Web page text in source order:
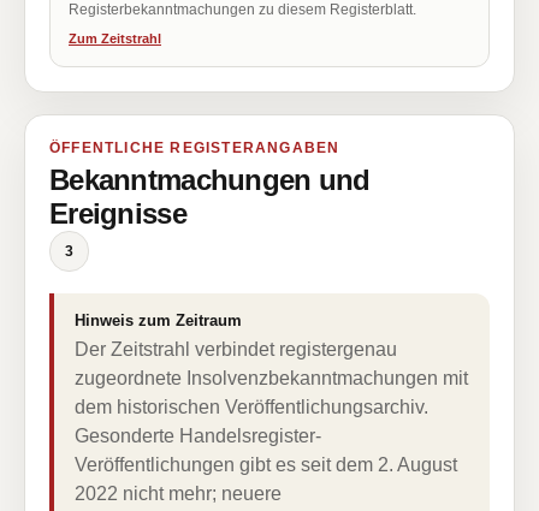
Registerbekanntmachungen zu diesem Registerblatt.
Zum Zeitstrahl
ÖFFENTLICHE REGISTERANGABEN
Bekanntmachungen und
Ereignisse
3
Hinweis zum Zeitraum
Der Zeitstrahl verbindet registergenau
zugeordnete Insolvenzbekanntmachungen mit
dem historischen Veröffentlichungsarchiv.
Gesonderte Handelsregister-
Veröffentlichungen gibt es seit dem 2. August
2022 nicht mehr; neuere